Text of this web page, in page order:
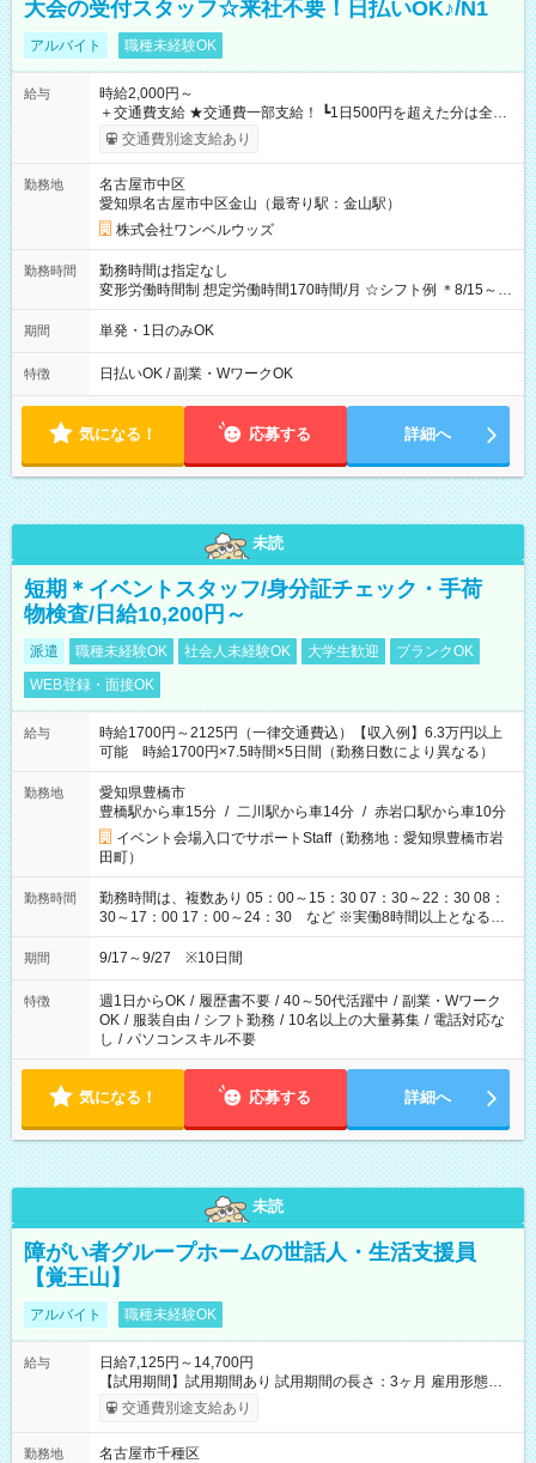
大会の受付スタッフ☆来社不要！日払いOK♪/N1
アルバイト 職種未経験OK
給与
時給2,000円～
＋交通費支給 ★交通費一部支給！ ┗1日500円を超えた分は全額
支給！ ※往復500円以内の方は自己負担となります ★日払い
OK！（規定あり） ┗働いたその日に現金GET♪ お仕事後はコン
期間なし
交通費別途支給あり
勤務地
名古屋市中区
愛知県名古屋市中区金山（最寄り駅：金山駅）
株式会社ワンベルウッズ
勤務時間
勤務時間は指定なし
変形労働時間制 想定労働時間170時間/月 ☆シフト例 ＊8/15～
10/26 全日共通 08：00～12：00 17：00～21：00 ＊8/31
～9/19のみ下記シフトもあります！ 12：00～16：00 ＊9/6～
00
期間 単発・1日のみOK
特徴 日払いOK / 副業・WワークOK
気になる！ 応募する 詳細へ
未読
短期＊イベントスタッフ/身分証チェック・手荷
物検査/日給10,200円～
派遣 職種未経験OK 社会人未経験OK 大学生歓迎
ブランクOK
WEB登録・面接OK
給与
時給1700円～2125円（一律交通費込）【収入例】6.3万円以上
可能 時給1700円×7.5時間×5日間（勤務日数により異なる）
勤務地
愛知県豊橋市
豊橋駅から車15分 / 二川駅から車14分 / 赤岩口駅から車10分
イベント会場入口でサポートStaff（勤務地：愛知県豊橋市岩
田町）
勤務時間
勤務時間は、複数あり 05：00～15：30 07：30～22：30 08：
30～17：00 17：00～24：30 など ※実働8時間以上となる勤
務もあります。 【休憩】60分+他休憩あり 交替で取得します。
安全面に配慮しこまめな休憩があります。
期間 9/17～9/27 ※10日間
特徴 週1日からOK / 履歴書不要 / 40～50代活躍中 / 副業・Wワーク
OK / 服装自由 / シフト勤務 / 10名以上の大量募集 / 電話対応な
し / パソコンスキル不要
気になる！ 応募する 詳細へ
未読
障がい者グループホームの世話人・生活支援員
【覚王山】
アルバイト 職種未経験OK
給与
日給7,125円～14,700円
【試用期間】試用期間あり 試用期間の長さ：3ヶ月 雇用形態、
給与は本採用時と同じです。
交通費別途支給あり
勤務地
名古屋市千種区